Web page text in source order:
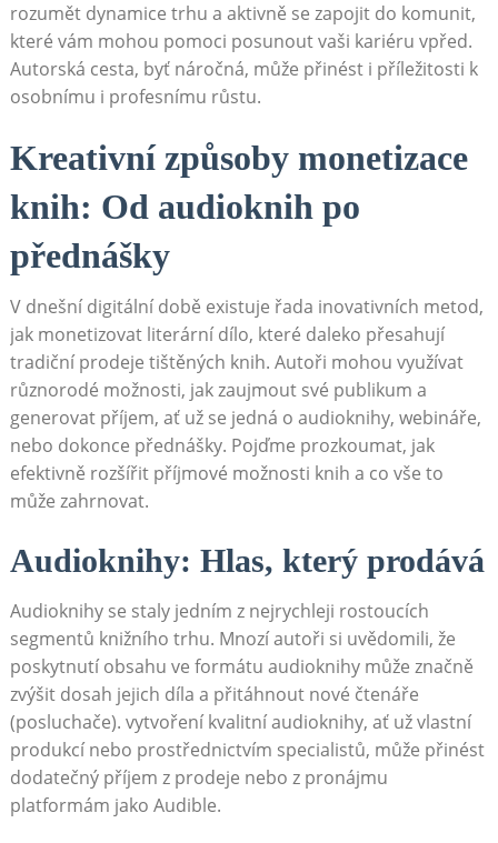
rozumět dynamice trhu a aktivně se zapojit do komunit,
které vám mohou pomoci posunout vaši kariéru vpřed.
Autorská cesta, byť náročná, může přinést i příležitosti k
osobnímu i profesnímu růstu.
Kreativní způsoby monetizace
knih: Od audioknih po
přednášky
V dnešní digitální době existuje řada inovativních metod,
jak monetizovat literární dílo, které daleko přesahují
tradiční prodeje tištěných knih. Autoři mohou využívat
různorodé možnosti, jak zaujmout své publikum a
generovat příjem, ať už se jedná o audioknihy, webináře,
nebo dokonce přednášky. Pojďme prozkoumat, jak
efektivně rozšířit příjmové možnosti knih a co vše to
může zahrnovat.
Audioknihy: Hlas, který prodává
Audioknihy se staly jedním z nejrychleji rostoucích
segmentů knižního trhu. Mnozí autoři si uvědomili, že
poskytnutí obsahu ve formátu audioknihy může značně
zvýšit dosah jejich díla a přitáhnout nové čtenáře
(posluchače). vytvoření kvalitní audioknihy, ať už vlastní
produkcí nebo prostřednictvím specialistů, může přinést
dodatečný příjem z prodeje nebo z pronájmu
platformám jako Audible.